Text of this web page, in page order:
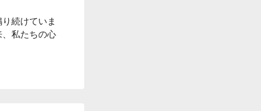
続けていま
私たちの心
出し、美食